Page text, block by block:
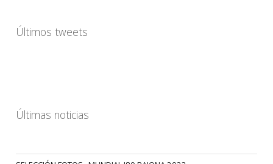
Últimos tweets
Últimas noticias